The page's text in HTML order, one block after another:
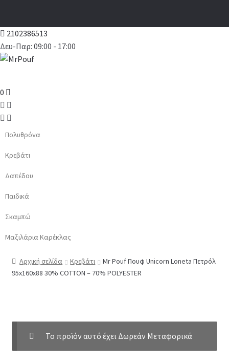
2102386513
Δευ-Παρ: 09:00 - 17:00
0
Πολυθρόνα
Κρεβάτι
Δαπέδου
Παιδικά
Σκαμπώ
Μαξιλάρια Καρέκλας
Αρχική σελίδα Κρεβάτι
Mr Pouf Πουφ Unicorn Loneta Πετρόλ
95x160x88 30% COTTON – 70% POLYESTER
Το προϊόν αυτό έχει Δωρεάν Μεταφορικά